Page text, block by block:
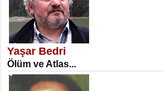
NECLA DİLEK ARSLAN
Öğretmenler Günü Mahkemesi...
Yaşar Bedri
Ölüm ve Atlas...